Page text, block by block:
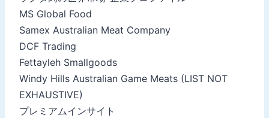
MS Global Food
Samex Australian Meat Company
DCF Trading
Fettayleh Smallgoods
Windy Hills Australian Game Meats (LIST NOT
EXHAUSTIVE)
プレミアムインサイト